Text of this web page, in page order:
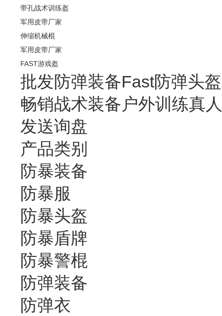
带孔战术训练盔
军用皮带厂家
伸缩机械棍
军用皮带厂家
FAST游戏盔
批发防弹装备Fast防弹头盔
畅销战术装备户外训练真
发送询盘
产品类别
防暴装备
防暴服
防暴头盔
防暴盾牌
防暴警棍
防弹装备
防弹衣